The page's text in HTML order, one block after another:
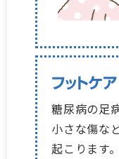
糖尿病の足
小さな傷な
起こります。